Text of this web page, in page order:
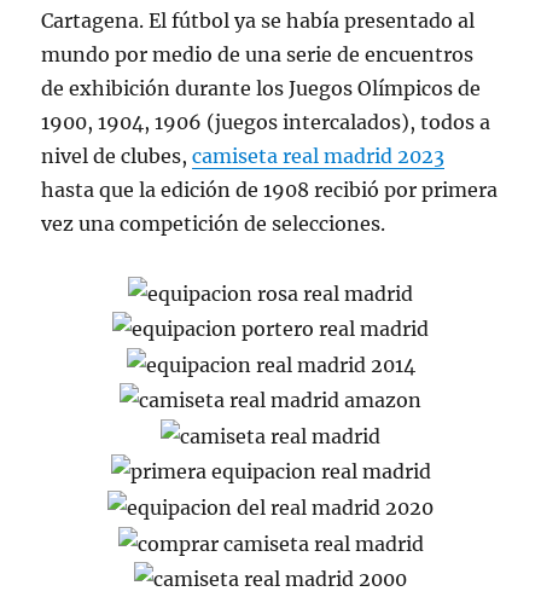
Cartagena. El fútbol ya se había presentado al
mundo por medio de una serie de encuentros
de exhibición durante los Juegos Olímpicos de
1900, 1904, 1906 (juegos intercalados), todos a
nivel de clubes,camiseta real madrid 2023
hasta que la edición de 1908 recibió por primera
vez una competición de selecciones.